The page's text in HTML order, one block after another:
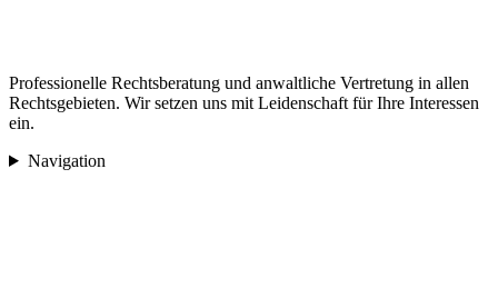
Professionelle Rechtsberatung und anwaltliche Vertretung in allen
Rechtsgebieten. Wir setzen uns mit Leidenschaft für Ihre Interessen
ein.
Navigation